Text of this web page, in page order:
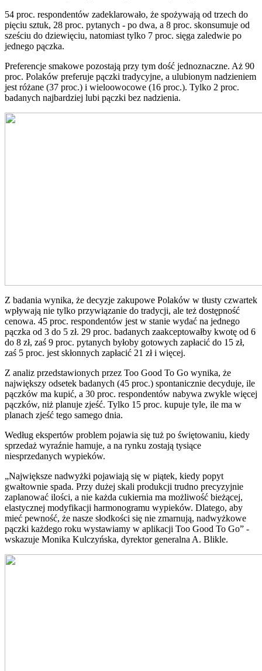
54 proc. respondentów zadeklarowało, że spożywają od trzech do
pięciu sztuk, 28 proc. pytanych - po dwa, a 8 proc. skonsumuje od
sześciu do dziewięciu, natomiast tylko 7 proc. sięga zaledwie po
jednego pączka.
Preferencje smakowe pozostają przy tym dość jednoznaczne. Aż 90
proc. Polaków preferuje pączki tradycyjne, a ulubionym nadzieniem
jest różane (37 proc.) i wieloowocowe (16 proc.). Tylko 2 proc.
badanych najbardziej lubi pączki bez nadzienia.
Z badania wynika, że decyzje zakupowe Polaków w tłusty czwartek
wpływają nie tylko przywiązanie do tradycji, ale też dostępność
cenowa. 45 proc. respondentów jest w stanie wydać na jednego
pączka od 3 do 5 zł. 29 proc. badanych zaakceptowałby kwotę od 6
do 8 zł, zaś 9 proc. pytanych byłoby gotowych zapłacić do 15 zł,
zaś 5 proc. jest skłonnych zapłacić 21 zł i więcej.
Z analiz przedstawionych przez Too Good To Go wynika, że
największy odsetek badanych (45 proc.) spontanicznie decyduje, ile
pączków ma kupić, a 30 proc. respondentów nabywa zwykle więcej
pączków, niż planuje zjeść. Tylko 15 proc. kupuje tyle, ile ma w
planach zjeść tego samego dnia.
Według ekspertów problem pojawia się tuż po świętowaniu, kiedy
sprzedaż wyraźnie hamuje, a na rynku zostają tysiące
niesprzedanych wypieków.
„Największe nadwyżki pojawiają się w piątek, kiedy popyt
gwałtownie spada. Przy dużej skali produkcji trudno precyzyjnie
zaplanować ilości, a nie każda cukiernia ma możliwość bieżącej,
elastycznej modyfikacji harmonogramu wypieków. Dlatego, aby
mieć pewność, że nasze słodkości się nie zmarnują, nadwyżkowe
pączki każdego roku wystawiamy w aplikacji Too Good To Go” -
wskazuje Monika Kulczyńska, dyrektor generalna A. Blikle.